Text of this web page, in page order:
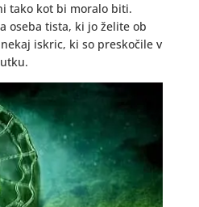
tako kot bi moralo biti.
oseba tista, ki jo želite ob
iskric, ki so preskočile v